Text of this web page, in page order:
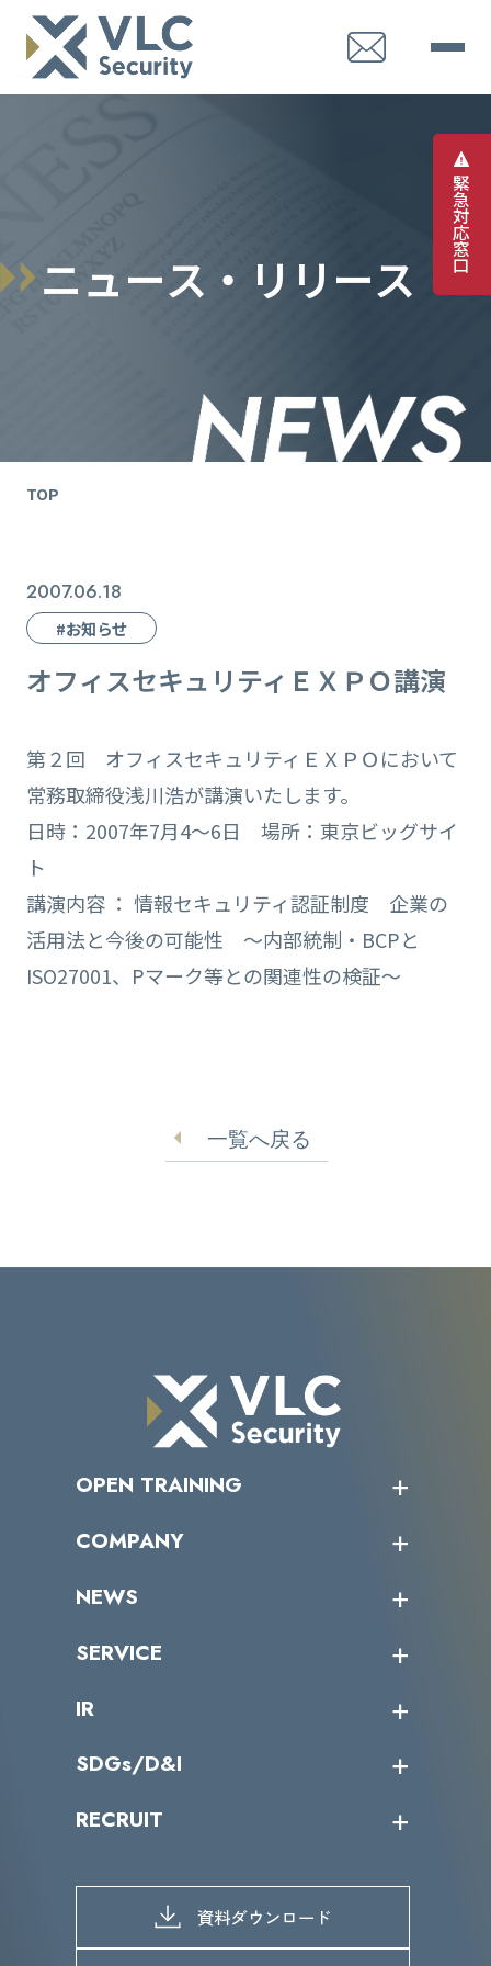
緊
急
対
応
窓
口
ニュース ・ リ リ ース
TOP
2007.06.18
#お知らせ
オフィスセキュリティＥＸＰＯ講演
第２回 オフィスセキュリティＥＸＰＯにおいて
常務取締役浅川浩が講演いたします。
日時：2007年7月4～6日 場所：東京ビッグサイ
ト
講演内容 ： 情報セキュリティ認証制度 企業の
活用法と今後の可能性 ～内部統制・BCPと
ISO27001、Pマーク等との関連性の検証～
一覧へ戻る
OPEN TRAINING
受講者の声
COMPANY
トップメッセージ
ミッション／ビジョン
パートナー企業一覧
NEWS
サイバーニュース
SERVICE
カテゴリー別サービス一覧
IR
IRカレンダー
IRライブラリー
よくあるご質問
SDGs/D&I
当グループのマテリアリティ
SDGs推進体制
D&Iの取り組み
RECRUIT
募集職種一覧
メッセージ
メンバーインタビュー
資料ダウンロード